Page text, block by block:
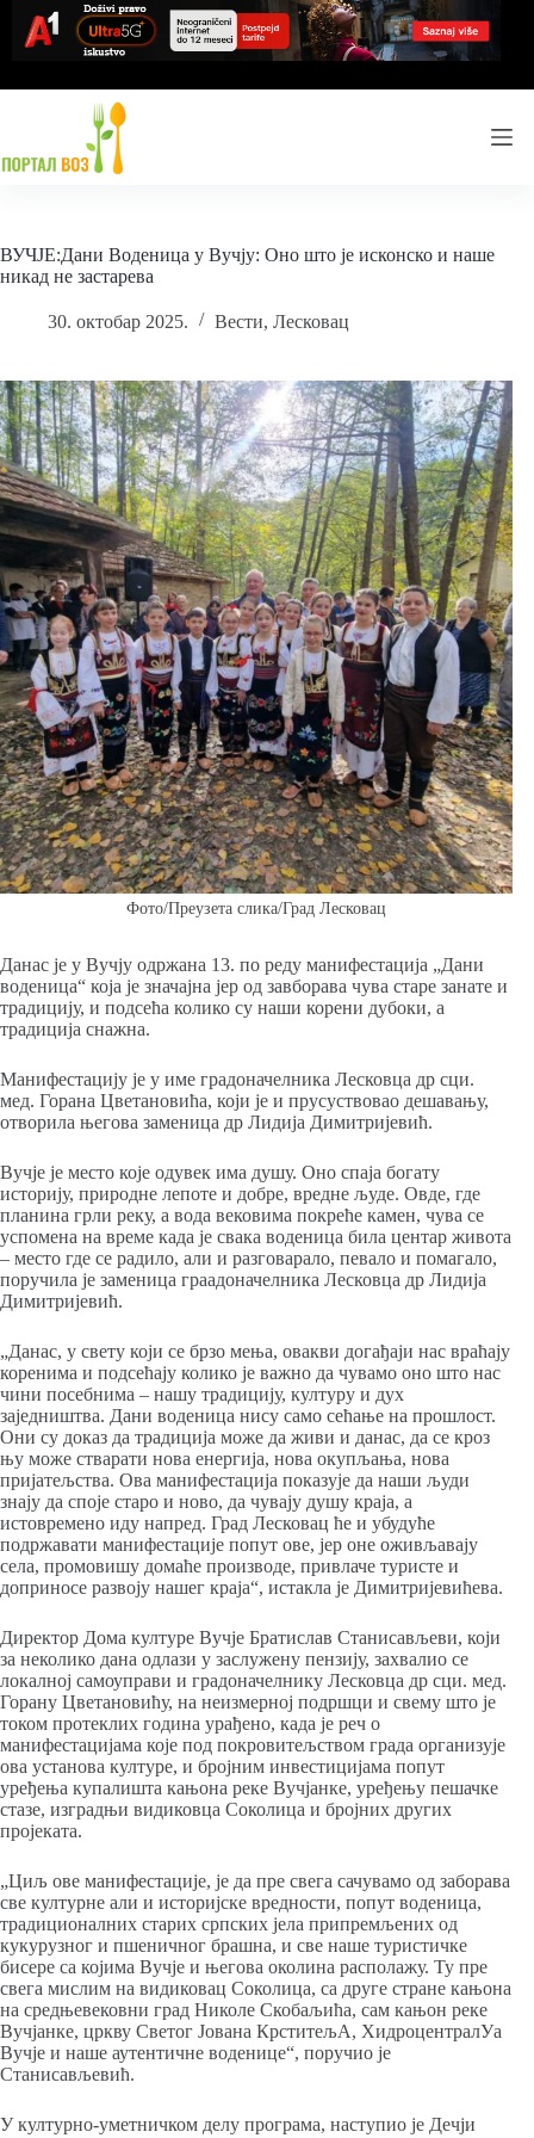
content
ВУЧЈЕ:Дани Воденица у Вучју: Оно што је исконско и наше
никад не застарева
30. октобар 2025. Вести, Лесковац
Фото/Преузета слика/Град Лесковац
Данас је у Вучју одржана 13. по реду манифестација „Дани
воденица“ која је значајна јер од завборава чува старе занате и
традицију, и подсећа колико су наши корени дубоки, а
традиција снажна.
Манифестацију је у име градоначелника Лесковца др сци.
мед. Горана Цветановића, који је и прусуствовао дешавању,
отворила његова заменица др Лидија Димитријевић.
Вучје је место које одувек има душу. Оно спаја богату
историју, природне лепоте и добре, вредне људе. Овде, где
планина грли реку, а вода вековима покреће камен, чува се
успомена на време када је свака воденица била центар живота
– место где се радило, али и разговарало, певало и помагало,
поручила је заменица граадоначелника Лесковца др Лидија
Димитријевић.
„Данас, у свету који се брзо мења, овакви догађаји нас враћају
коренима и подсећају колико је важно да чувамо оно што нас
чини посебнима – нашу традицију, културу и дух
заједништва. Дани воденица нису само сећање на прошлост.
Они су доказ да традиција може да живи и данас, да се кроз
њу може стварати нова енергија, нова окупљања, нова
пријатељства. Ова манифестација показује да наши људи
знају да споје старо и ново, да чувају душу краја, а
истовремено иду напред. Град Лесковац ће и убудуће
подржавати манифестације попут ове, јер оне оживљавају
села, промовишу домаће производе, привлаче туристе и
доприносе развоју нашег краја“, истакла је Димитријевићева.
Директор Дома културе Вучје Братислав Станисављеви, који
за неколико дана одлази у заслужену пензију, захвалио се
локалној самоуправи и градоначелнику Лесковца др сци. мед.
Горану Цветановићу, на неизмерној подршци и свему што је
током протеклих година урађено, када је реч о
манифестацијама које под покровитељством града организује
ова установа културе, и бројним инвестицијама попут
уређења купалишта кањона реке Вучјанке, уређењу пешачке
стазе, изградњи видиковца Соколица и бројних других
пројеката.
„Циљ ове манифестације, је да пре свега сачувамо од заборава
све културне али и историјске вредности, попут воденица,
традиционалних старих српских јела припремљених од
кукурузног и пшеничног брашна, и све наше туристичке
бисере са којима Вучје и његова околина располажу. Ту пре
свега мислим на видиковац Соколица, са друге стране кањона
на средњевековни град Николе Скобаљића, сам кањон реке
Вучјанке, цркву Светог Јована КрститељА, ХидроцентралУа
Вучје и наше аутентичне воденице“, поручио је
Станисављевић.
У културно-уметничком делу програма, наступио је Дечји